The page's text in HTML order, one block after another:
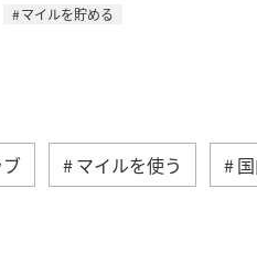
マイルを貯める
マイルを使う